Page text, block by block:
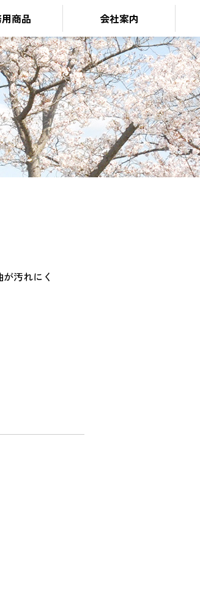
商品 会社案内
汚れにく